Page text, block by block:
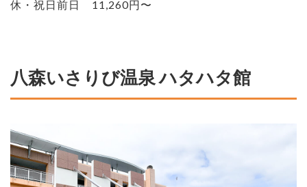
休・祝日前日 11,260円〜
八森いさりび温泉 ハタハタ館